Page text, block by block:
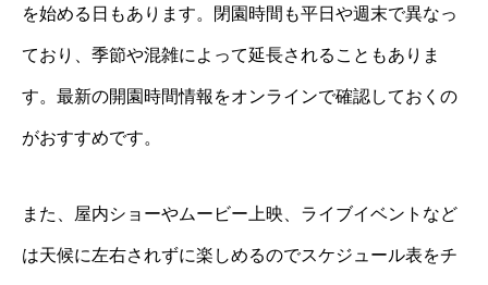
を始める日もあります。閉園時間も平日や週末で異なっ
ており、季節や混雑によって延長されることもありま
す。最新の開園時間情報をオンラインで確認しておくの
がおすすめです。
また、屋内ショーやムービー上映、ライブイベントなど
は天候に左右されずに楽しめるのでスケジュール表をチ